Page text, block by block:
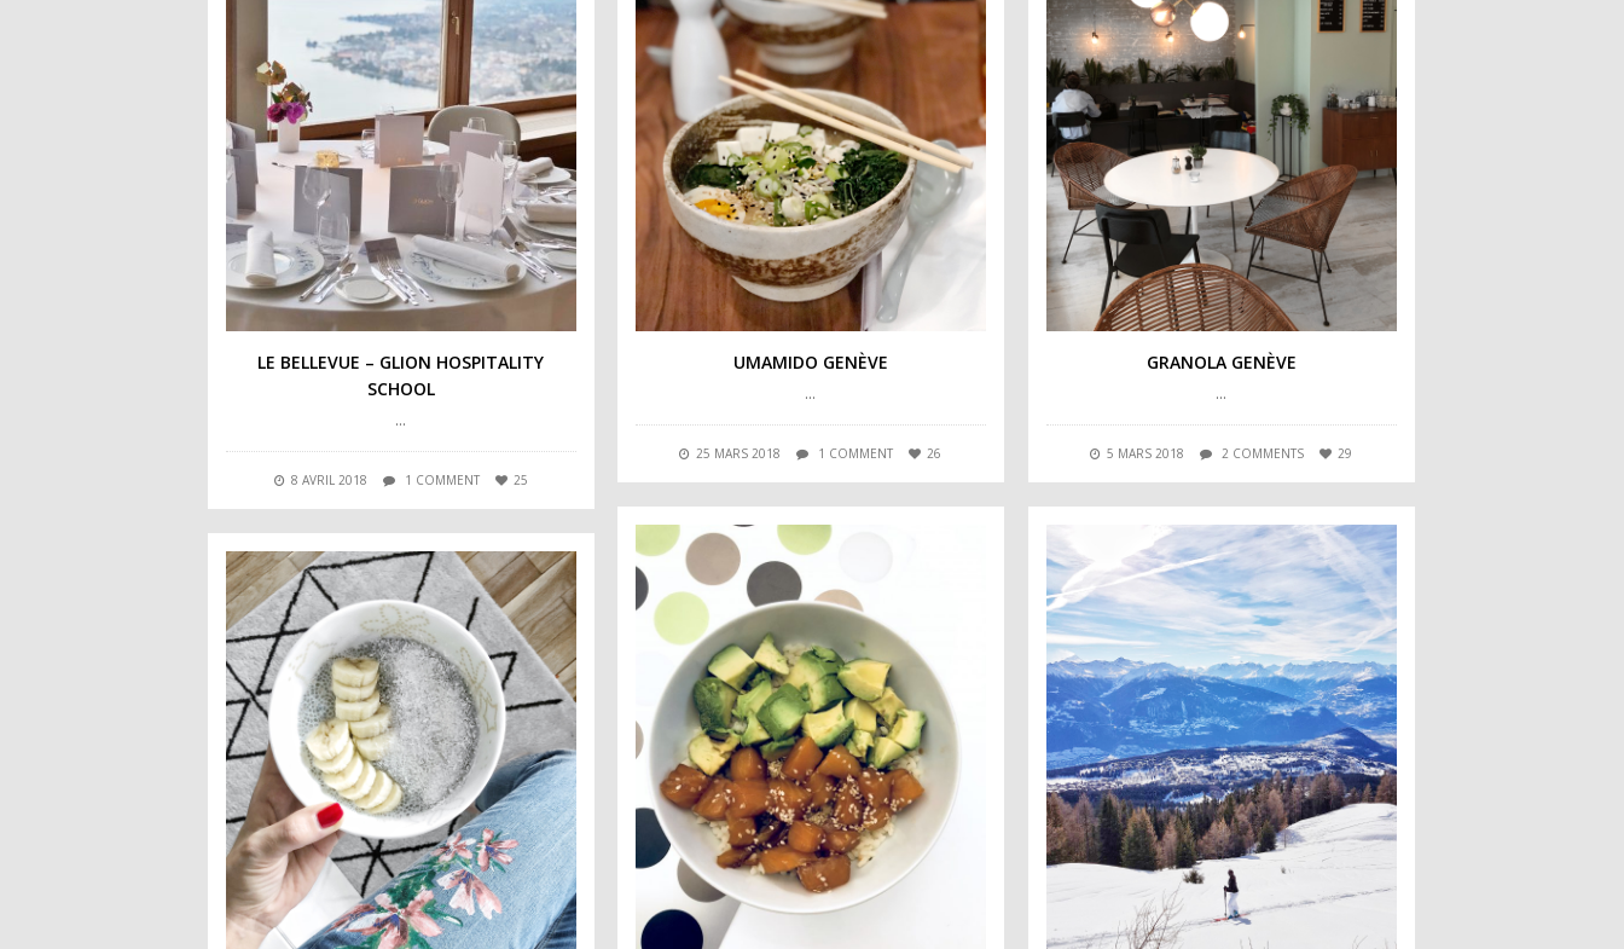
LE BELLEVUE – GLION HOSPITALITY
SCHOOL
…
8 AVRIL 2018 1 COMMENT 25
UMAMIDO GENÈVE
…
25 MARS 2018 1 COMMENT 26
GRANOLA GENÈVE
…
5 MARS 2018 2 COMMENTS 29